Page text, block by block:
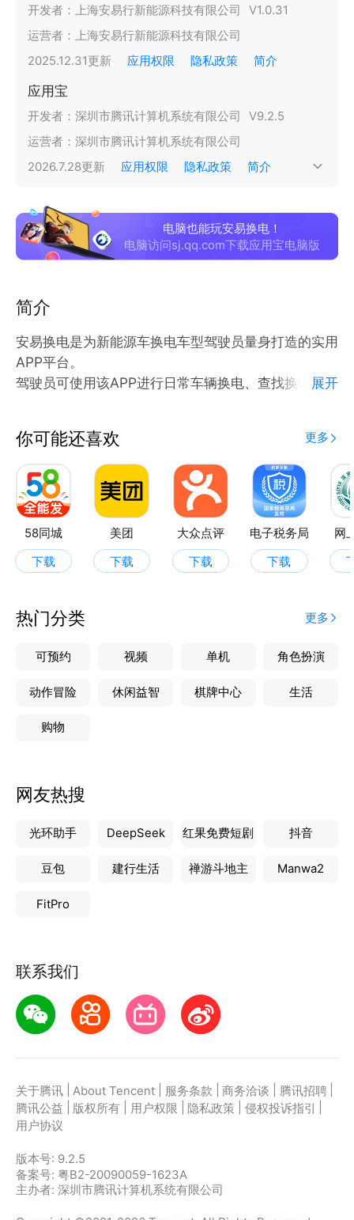
开发者： 上海安易行新能源科技有限公司 V1.0.31
运营者： 上海安易行新能源科技有限公司
2025.12.31更新 应用权限 隐私政策 简介
应用宝
开发者： 深圳市腾讯计算机系统有限公司 V9.2.5
运营者： 深圳市腾讯计算机系统有限公司
2026.7.28更新 应用权限 隐私政策 简介
电脑也能玩安易换电！
电脑访问sj.qq.com下载应用宝电脑版
简介
安易换电是为新能源车换电车型驾驶员量身打造的实用
APP平台。
驾驶员可使用该APP进行日常车辆换电、查找换电站、
驾驶员跟更快寻找更优换电站方案，让驾驶员更方便地
使用新能源换电车型，使换电驾驶体验更加智能；
展开
你可能还喜欢 更多
58同城
下载
美团
下载
大众点评
下载
电子税务局
下载
网
热门分类 更多
可预约 视频 单机 角色扮演
动作冒险 休闲益智 棋牌中心 生活
购物
网友热搜
光环助手 DeepSeek 红果免费短剧 抖音
豆包 建行生活 禅游斗地主 Manwa2
FitPro
联系我们
关于腾讯 About Tencent 服务条款 商务洽谈 腾讯招聘
腾讯公益
版权所有 用户权限 隐私政策 侵权投诉指引
用户协议
版本号: 9.2.5
备案号: 粤B2-20090059-1623A
主办者: 深圳市腾讯计算机系统有限公司